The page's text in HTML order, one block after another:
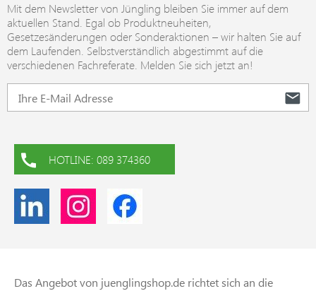
Mit dem Newsletter von Jüngling bleiben Sie immer auf dem
aktuellen Stand. Egal ob Produktneuheiten,
Gesetzesänderungen oder Sonderaktionen – wir halten Sie auf
dem Laufenden. Selbstverständlich abgestimmt auf die
verschiedenen Fachreferate. Melden Sie sich jetzt an!
HOTLINE: 089 374360
Das Angebot von juenglingshop.de richtet sich an die